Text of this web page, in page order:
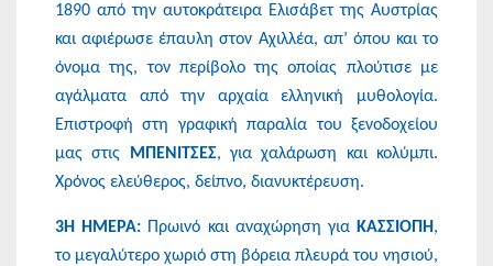
1890 από την αυτοκράτειρα Ελισάβετ της Αυστρίας
και αφιέρωσε έπαυλη στον Αχιλλέα, απ’ όπου και το
όνομα της, τον περίβολο της οποίας πλούτισε με
αγάλματα από την αρχαία ελληνική μυθολογία.
Επιστροφή στη γραφική παραλία του ξενοδοχείου
μας στις
ΜΠΕΝΙΤΣΕΣ, για χαλάρωση και κολύμπι.
Χρόνος ελεύθερος, δείπνο, διανυκτέρευση.
3Η ΗΜΕΡΑ: Πρωινό και αναχώρηση για ΚΑΣΣΙΟΠΗ,
το μεγαλύτερο χωριό στη βόρεια πλευρά του νησιού,